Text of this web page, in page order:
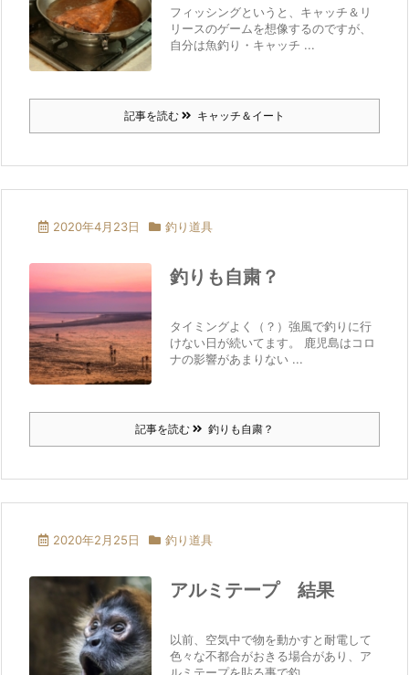
フィッシングというと、キャッチ＆リ
リースのゲームを想像するのですが、
自分は魚釣り・キャッチ ...
記事を読む キャッチ＆イート
2020年4月23日 釣り道具
釣りも自粛？
タイミングよく（？）強風で釣りに行
けない日が続いてます。 鹿児島はコロ
ナの影響があまりない ...
記事を読む 釣りも自粛？
2020年2月25日 釣り道具
アルミテープ 結果
以前、空気中で物を動かすと耐電して
色々な不都合がおきる場合があり、ア